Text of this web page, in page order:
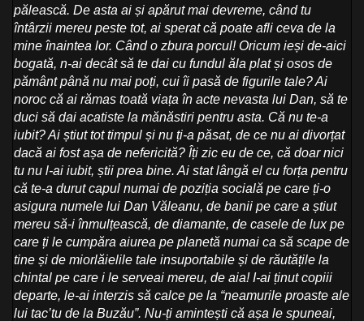
pălească. De asta ai și apărut mai devreme, când tu
întârzii mereu peste tot, ai sperat că poate afli ceva de la
mine înaintea lor. Când o zbura porcul! Oricum ieși de-aici
bogată, n-ai decât să te dai cu fundul ăla plat și osos de
pământ până nu mai poți, cui îi pasă de figurile tale? Ai
noroc că ai rămas toată viața în acte nevasta lui Dan, să te
duci să dai acatiste la mănăstiri pentru asta. Că nu te-a
iubit? Ai știut tot timpul și nu ți-a păsat, de ce nu ai divorțat
dacă ai fost așa de nefericită? Îți zic eu de ce, că doar nici
tu nu l-ai iubit, știi prea bine. Ai stat lângă el cu forța pentru
că te-a durut capul numai de poziția socială pe care ți-o
asigura numele lui Dan Văleanu, de banii pe care a știut
mereu să-i înmulțească, de diamante, de casele de lux pe
care ți le cumpăra aiurea pe planetă numai ca să scape de
tine și de miorlăielile tale insuportabile și de răutățile la
chintal pe care i le serveai mereu, de aia! I-ai ținut copiii
departe, le-ai interzis să calce pe la “neamurile proaste ale
lui tac’tu de la Buzău”. Nu-ți amintești că așa le spuneai,